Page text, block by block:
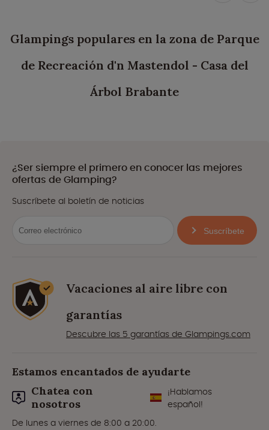
Glampings populares en la zona de Parque
de Recreación d'n Mastendol - Casa del
Árbol Brabante
¿Ser siempre el primero en conocer las mejores
ofertas de Glamping?
Suscríbete al boletín de noticias
Suscríbete
Vacaciones al aire libre con
garantías
Descubre las 5 garantías de Glampings.com
Estamos encantados de ayudarte
Chatea con
nosotros
¡Hablamos
español!
De lunes a viernes de 8:00 a 20:00.